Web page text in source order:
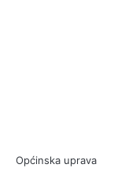
Općinska uprava